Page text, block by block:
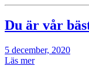
Du är vår
5 december, 2020
Läs mer